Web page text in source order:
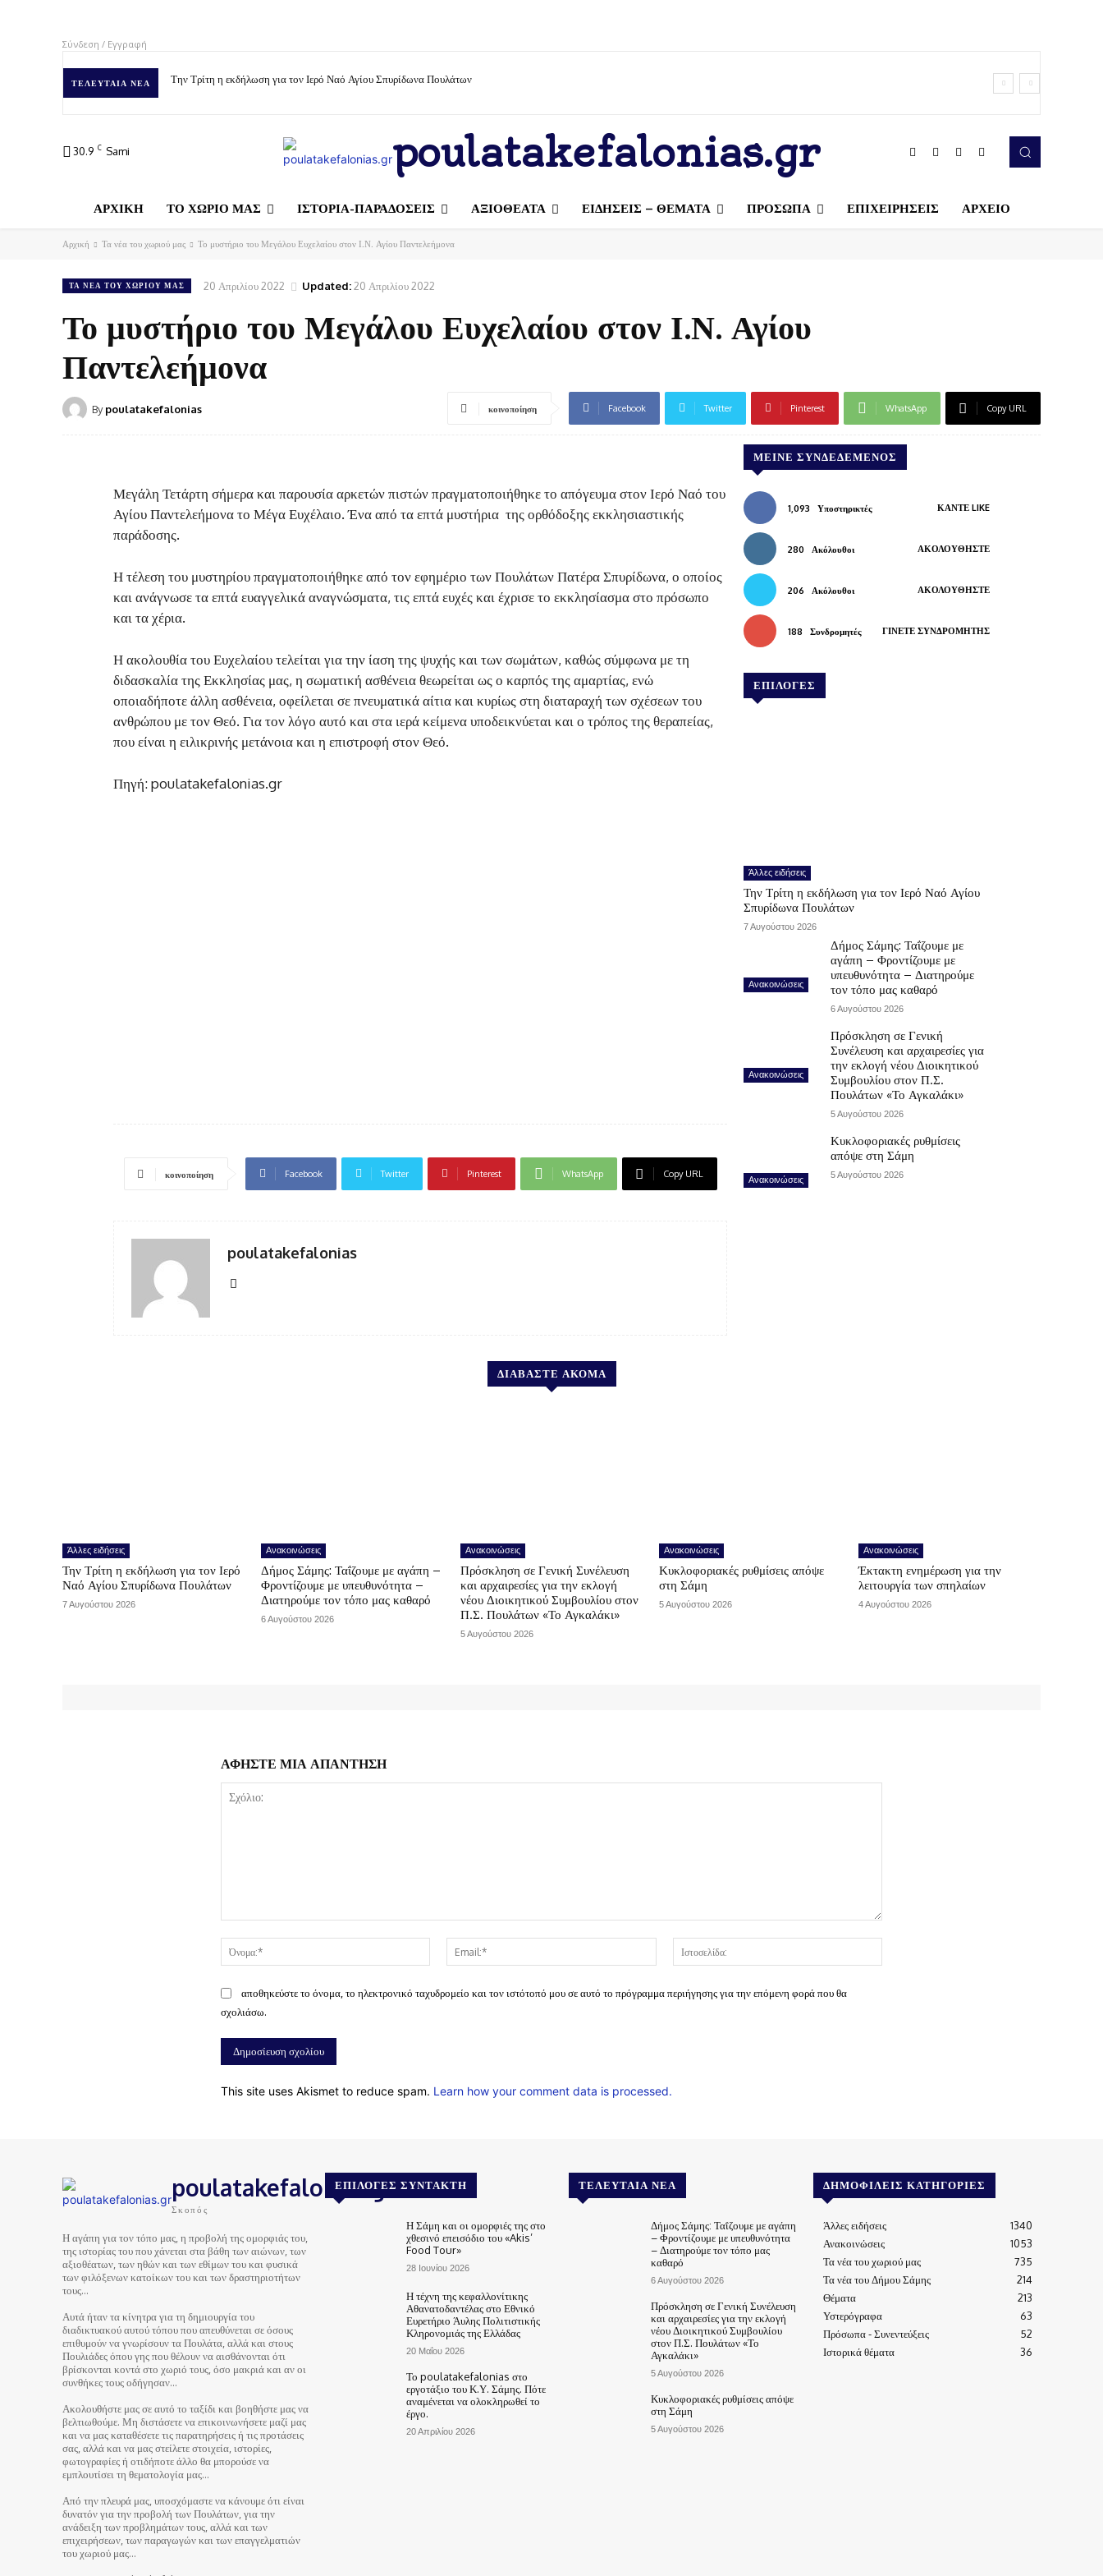
Σύνδεση / Εγγραφή
ΤΕΛΕΥΤΑΊΑ ΝΈΑ Την Τρίτη η εκδήλωση για τον Ιερό Ναό Αγίου Σπυρίδωνα Πουλάτων
30.9 C Sami poulatakefalonias.gr
ΑΡΧΙΚΗ ΤΟ ΧΩΡΙΟ ΜΑΣ ΙΣΤΟΡΙΑ-ΠΑΡΑΔΟΣΕΙΣ ΑΞΙΟΘΕΑΤΑ ΕΙΔΗΣΕΙΣ – ΘΕΜΑΤΑ ΠΡΟΣΩΠΑ ΕΠΙΧΕΙΡΗΣΕΙΣ ΑΡΧΕΙΟ
Αρχική Τα νέα του χωριού μας Το μυστήριο του Μεγάλου Ευχελαίου στον Ι.Ν. Αγίου Παντελεήμονα
ΤΑ ΝΈΑ ΤΟΥ ΧΩΡΙΟΎ ΜΑΣ 20 Απριλίου 2022 Updated:20 Απριλίου 2022
Το μυστήριο του Μεγάλου Ευχελαίου στον Ι.Ν. Αγίου
Παντελεήμονα
By poulatakefalonias κοινοποίηση Facebook Twitter Pinterest WhatsApp Copy URL
Μεγάλη Τετάρτη σήμερα και παρουσία αρκετών πιστών πραγματοποιήθηκε το απόγευμα στον Ιερό Ναό του
Αγίου Παντελεήμονα το Μέγα Ευχέλαιο. Ένα από τα επτά μυστήρια της ορθόδοξης εκκλησιαστικής
παράδοσης.
Η τέλεση του μυστηρίου πραγματοποιήθηκε από τον εφημέριο των Πουλάτων Πατέρα Σπυρίδωνα, ο οποίος
και ανάγνωσε τα επτά ευαγγελικά αναγνώσματα, τις επτά ευχές και έχρισε το εκκλησίασμα στο πρόσωπο
και τα χέρια.
Η ακολουθία του Ευχελαίου τελείται για την ίαση της ψυχής και των σωμάτων, καθώς σύμφωνα με τη
διδασκαλία της Εκκλησίας μας, η σωματική ασθένεια θεωρείται ως ο καρπός της αμαρτίας, ενώ
οποιαδήποτε άλλη ασθένεια, οφείλεται σε πνευματικά αίτια και κυρίως στη διαταραχή των σχέσεων του
ανθρώπου με τον Θεό. Για τον λόγο αυτό και στα ιερά κείμενα υποδεικνύεται και ο τρόπος της θεραπείας,
που είναι η ειλικρινής μετάνοια και η επιστροφή στον Θεό.
Πηγή: poulatakefalonias.gr
κοινοποίηση Facebook Twitter Pinterest WhatsApp Copy URL
poulatakefalonias
ΜΕΊΝΕ ΣΥΝΔΕΔΕΜΈΝΟΣ
1,093 Υποστηρικτές ΚΆΝΤΕ LIKE
280 Ακόλουθοι ΑΚΟΛΟΥΘΉΣΤΕ
206 Ακόλουθοι ΑΚΟΛΟΥΘΉΣΤΕ
188 Συνδρομητές ΓΊΝΕΤΕ ΣΥΝΔΡΟΜΗΤΉΣ
ΕΠΙΛΟΓΕΣ
Άλλες ειδήσεις
Την Τρίτη η εκδήλωση για τον Ιερό Ναό Αγίου
Σπυρίδωνα Πουλάτων
7 Αυγούστου 2026
Ανακοινώσεις
Δήμος Σάμης: Ταΐζουμε με
αγάπη – Φροντίζουμε με
υπευθυνότητα – Διατηρούμε
τον τόπο μας καθαρό
6 Αυγούστου 2026
Ανακοινώσεις
Πρόσκληση σε Γενική
Συνέλευση και αρχαιρεσίες για
την εκλογή νέου Διοικητικού
Συμβουλίου στον Π.Σ.
Πουλάτων «Το Αγκαλάκι»
5 Αυγούστου 2026
Ανακοινώσεις
Κυκλοφοριακές ρυθμίσεις
απόψε στη Σάμη
5 Αυγούστου 2026
ΔΙΑΒΑΣΤΕ ΑΚΟΜΑ
Άλλες ειδήσεις
Την Τρίτη η εκδήλωση για τον Ιερό
Ναό Αγίου Σπυρίδωνα Πουλάτων
7 Αυγούστου 2026
Ανακοινώσεις
Δήμος Σάμης: Ταΐζουμε με αγάπη –
Φροντίζουμε με υπευθυνότητα –
Διατηρούμε τον τόπο μας καθαρό
6 Αυγούστου 2026
Ανακοινώσεις
Πρόσκληση σε Γενική Συνέλευση
και αρχαιρεσίες για την εκλογή
νέου Διοικητικού Συμβουλίου στον
Π.Σ. Πουλάτων «Το Αγκαλάκι»
5 Αυγούστου 2026
Ανακοινώσεις
Κυκλοφοριακές ρυθμίσεις απόψε
στη Σάμη
5 Αυγούστου 2026
Ανακοινώσεις
Έκτακτη ενημέρωση για την
λειτουργία των σπηλαίων
4 Αυγούστου 2026
ΑΦΗΣΤΕ ΜΙΑ ΑΠΑΝΤΗΣΗ
Όνομα:*
Email:*
αποθηκεύστε το όνομα, το ηλεκτρονικό ταχυδρομείο και τον ιστότοπό μου σε αυτό το πρόγραμμα περιήγησης για την επόμενη φορά που θα
σχολιάσω.
This site uses Akismet to reduce spam. Learn how your comment data is processed.
poulatakefalonias.gr
Σκοπός
Η αγάπη για τον τόπο μας, η προβολή της ομορφιάς του,
της ιστορίας του που χάνεται στα βάθη των αιώνων, των
αξιοθέατων, των ηθών και των εθίμων του και φυσικά
των φιλόξενων κατοίκων του και των δραστηριοτήτων
τους…
Αυτά ήταν τα κίνητρα για τη δημιουργία του
διαδικτυακού αυτού τόπου που απευθύνεται σε όσους
επιθυμούν να γνωρίσουν τα Πουλάτα, αλλά και στους
Πουλιάδες όπου γης που θέλουν να αισθάνονται ότι
βρίσκονται κοντά στο χωριό τους, όσο μακριά και αν οι
συνθήκες τους οδήγησαν…
Ακολουθήστε μας σε αυτό το ταξίδι και βοηθήστε μας να
βελτιωθούμε. Μη διστάσετε να επικοινωνήσετε μαζί μας
και να μας καταθέσετε τις παρατηρήσεις ή τις προτάσεις
σας, αλλά και να μας στείλετε στοιχεία, ιστορίες,
φωτογραφίες ή οτιδήποτε άλλο θα μπορούσε να
εμπλουτίσει τη θεματολογία μας…
Από την πλευρά μας, υποσχόμαστε να κάνουμε ότι είναι
δυνατόν για την προβολή των Πουλάτων, για την
ανάδειξη των προβλημάτων τους, αλλά και των
επιχειρήσεων, των παραγωγών και των επαγγελματιών
του χωριού μας…
ΕΠΙΛΟΓΈΣ ΣΥΝΤΆΚΤΗ
Η Σάμη και οι ομορφιές της στο
χθεσινό επεισόδιο του «Akis’
Food Tour»
28 Ιουνίου 2026
Η τέχνη της κεφαλλονίτικης
Αθανατοδαντέλας στο Εθνικό
Ευρετήριο Άυλης Πολιτιστικής
Κληρονομιάς της Ελλάδας
20 Μαΐου 2026
Το poulatakefalonias στο
εργοτάξιο του Κ.Υ. Σάμης. Πότε
αναμένεται να ολοκληρωθεί το
έργο.
20 Απριλίου 2026
ΤΕΛΕΥΤΑΊΑ ΝΈΑ
Δήμος Σάμης: Ταΐζουμε με αγάπη
– Φροντίζουμε με υπευθυνότητα
– Διατηρούμε τον τόπο μας
καθαρό
6 Αυγούστου 2026
Πρόσκληση σε Γενική Συνέλευση
και αρχαιρεσίες για την εκλογή
νέου Διοικητικού Συμβουλίου
στον Π.Σ. Πουλάτων «Το
Αγκαλάκι»
5 Αυγούστου 2026
Κυκλοφοριακές ρυθμίσεις απόψε
στη Σάμη
5 Αυγούστου 2026
ΔΗΜΟΦΙΛΕΊΣ ΚΑΤΗΓΟΡΊΕΣ
Άλλες ειδήσεις
1340
Ανακοινώσεις
1053
Τα νέα του χωριού μας
735
Τα νέα του Δήμου Σάμης
214
Θέματα
213
Υστερόγραφα
63
Πρόσωπα - Συνεντεύξεις
52
Ιστορικά θέματα
36